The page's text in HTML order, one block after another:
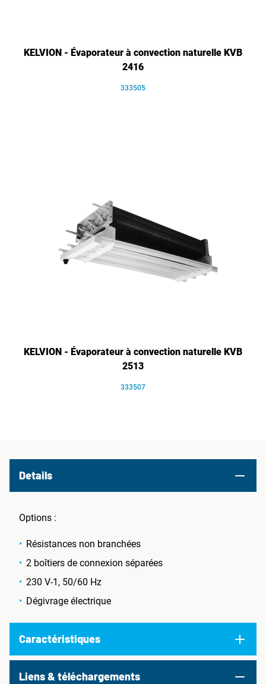
KELVION - Évaporateur à convection naturelle KVB
2416
333505
KELVION - Évaporateur à convection naturelle KVB
2513
333507
Details
Options :
Résistances non branchées
2 boîtiers de connexion séparées
230 V-1, 50/60 Hz
Dégivrage électrique
Caractéristiques
Liens & téléchargements